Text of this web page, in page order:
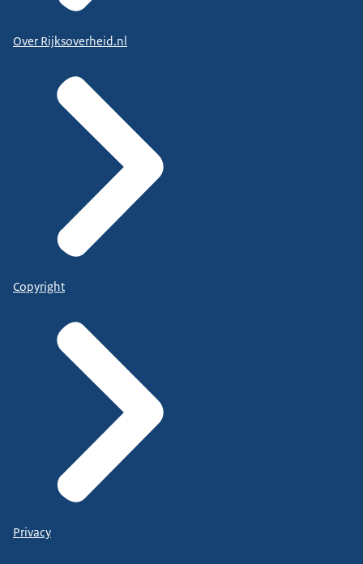
Over Rijksoverheid.nl
Copyright
Privacy